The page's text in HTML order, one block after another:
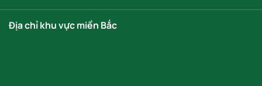
Địa chỉ khu vực miền Bắc